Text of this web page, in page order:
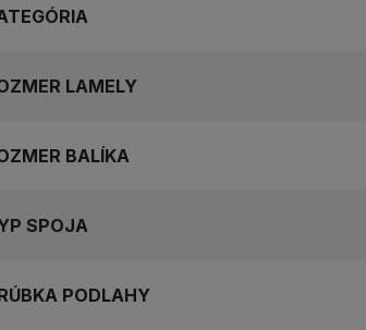
LAMELY
BALÍKA
SPOJA
PODLAHY